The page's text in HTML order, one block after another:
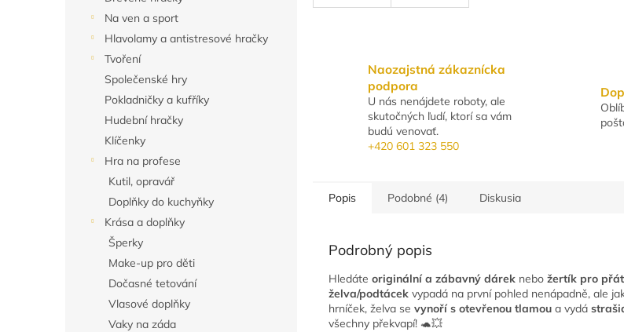
Na ven a sport
Hlavolamy a antistresové hračky
Tvoření
Společenské hry
Pokladničky a kufříky
Hudební hračky
Klíčenky
Hra na profese
Kutil, opravář
Doplňky do kuchyňky
Krása a doplňky
Šperky
Make-up pro děti
Dočasné tetování
Vlasové doplňky
Vaky na záda
Naozajstná zákaznícka
podpora
U nás nenájdete roboty, ale
skutočných ľudí, ktorí sa vám
budú venovať.
+420 601 323 550
Popis Podobné (4) Diskusia
Podrobný popis
Hledáte originální a zábavný dárek nebo žertík pro
želva/podtácek vypadá na první pohled nenápadně, ale
hrníček, želva se vynoří s otevřenou tlamou a vydá
všechny překvapí! 🐢💥